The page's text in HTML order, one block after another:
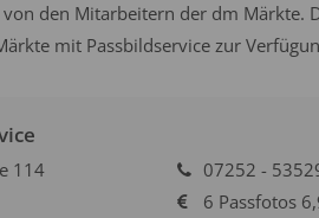
den Mitarbeitern der dm Märkte.
mit Passbildservice zur
114
07252 -
6 Passfotos